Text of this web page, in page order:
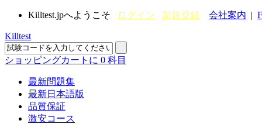
Killtest.jpへようこそ ログイン 新規登録 会社案内 |
Killtest
ショッピングカートに 0 科目
最新問題集
最新日本語版
品質保証
激安コース